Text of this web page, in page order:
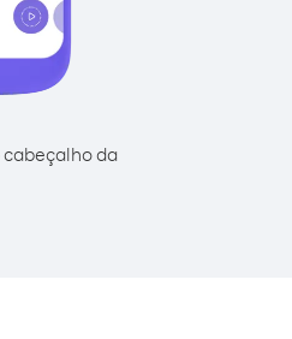
cabeçalho da